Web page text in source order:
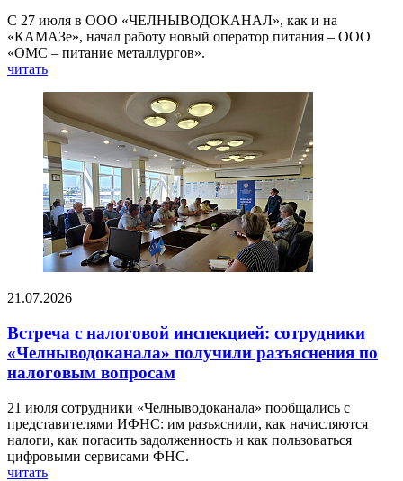
С 27 июля в ООО «ЧЕЛНЫВОДОКАНАЛ», как и на
«КАМАЗе», начал работу новый оператор питания – ООО
«ОМС – питание металлургов».
читать
21.07.2026
Встреча с налоговой инспекцией: сотрудники
«Челныводоканала» получили разъяснения по
налоговым вопросам
21 июля сотрудники «Челныводоканала» пообщались с
представителями ИФНС: им разъяснили, как начисляются
налоги, как погасить задолженность и как пользоваться
цифровыми сервисами ФНС.
читать